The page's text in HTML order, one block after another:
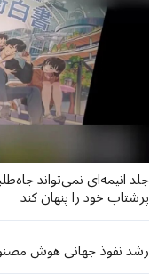
جلد انیمه‌ای نمی‌تواند
پرشتاب خود را پنهان کند
رشد نفوذ جهانی هوش